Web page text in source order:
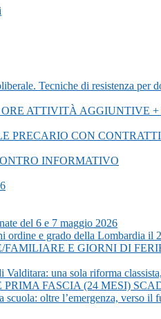
Tecniche di resistenza per
ATTIVITÀ AGGIUNTIVE
PRECARIO CON
INFORMATIVO
del 6 e 7 maggio 2026
ordine e grado della Lombardia il
E GIORNI DI
una sola riforma
FASCIA (24 MESI)
oltre l’emergenza, verso